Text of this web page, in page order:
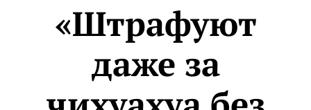
«Штрафуют
даже за